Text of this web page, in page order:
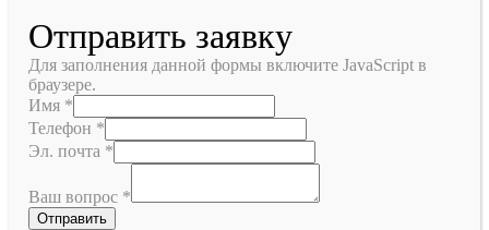
Отправить заявку
Для заполнения данной формы включите JavaScript в
браузере.
Имя *
Телефон *
Эл. почта *
Ваш вопрос *
Отправить